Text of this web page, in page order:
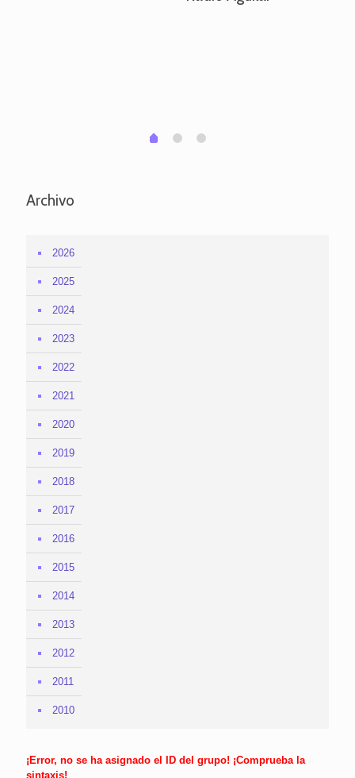
0 1 2
Archivo
2026
2025
2024
2023
2022
2021
2020
2019
2018
2017
2016
2015
2014
2013
2012
2011
2010
¡Error, no se ha asignado el ID del grupo! ¡Comprueba la
sintaxis!